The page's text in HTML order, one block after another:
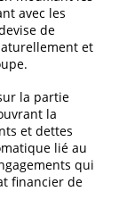
avec les
de
et
la partie
la
et dettes
lié au
qui
financier de